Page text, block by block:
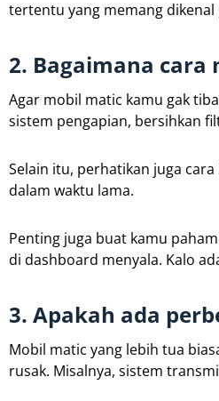
tertentu yang memang
2. Bagaimana
Agar mobil matic kamu gak
sistem pengapian, bersihkan
Selain itu, perhatikan juga
dalam waktu lama.
Penting juga buat kamu
di dashboard menyala. Kalo
3. Apakah ada
Mobil matic yang lebih tua
rusak. Misalnya, sistem